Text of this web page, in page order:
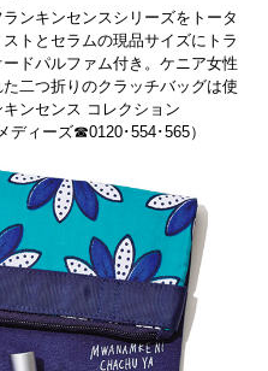
ンキンセンスシリーズをトータ
トとセラムの現品サイズにトラ
ドパルファム付き。ケニア女性
二つ折りのクラッチバッグは使
ンセンス コレクション
ディーズ☎0120･554･565）